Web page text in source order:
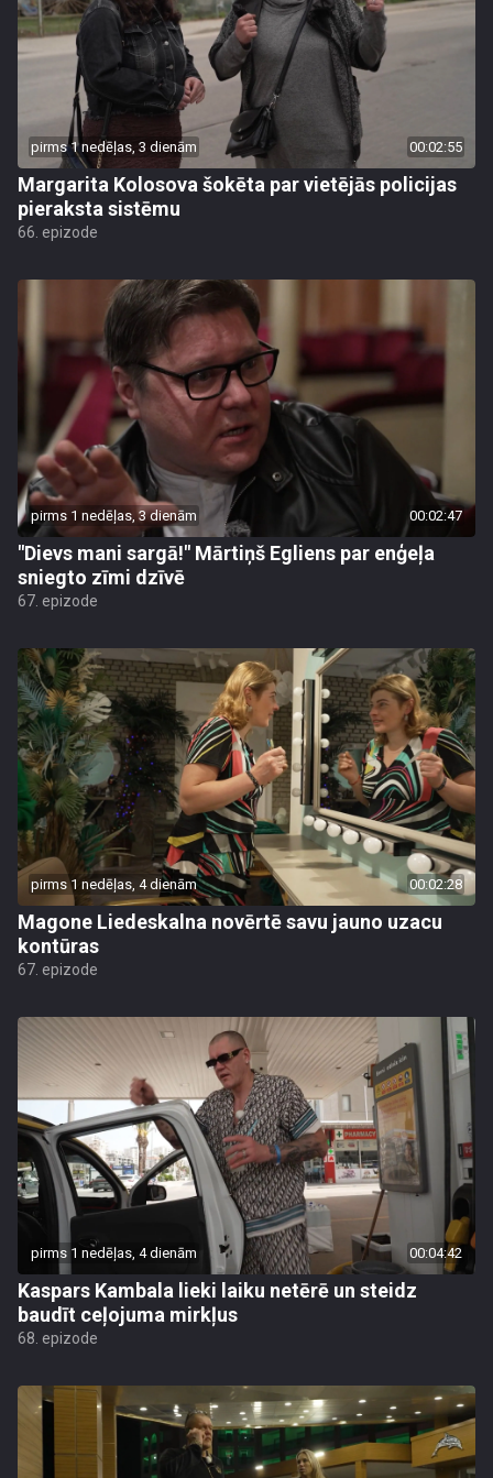
pirms 1 nedēļas, 3 dienām 00:02:55
Margarita Kolosova šokēta par vietējās policijas
pieraksta sistēmu
66. epizode
pirms 1 nedēļas, 3 dienām 00:02:47
"Dievs mani sargā!" Mārtiņš Egliens par enģeļa
sniegto zīmi dzīvē
67. epizode
pirms 1 nedēļas, 4 dienām 00:02:28
Magone Liedeskalna novērtē savu jauno uzacu
kontūras
67. epizode
pirms 1 nedēļas, 4 dienām 00:04:42
Kaspars Kambala lieki laiku netērē un steidz
baudīt ceļojuma mirkļus
68. epizode